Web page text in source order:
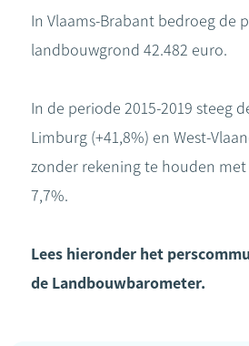
In Vlaams-Brabant bedroeg de
landbouwgrond 42.482 euro.
In de periode 2015-2019 steeg
Limburg (+41,8%) en West-
zonder rekening te houden
7,7%.
Lees hieronder het
de Landbouwbarometer.